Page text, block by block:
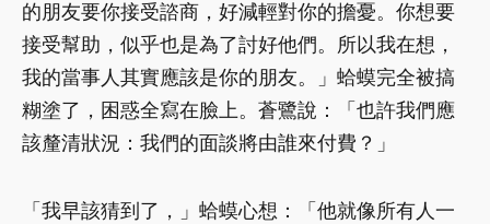
的朋友要你接受諮商，好減輕對你的擔憂。你想要
接受幫助，似乎也是為了討好他們。所以我在想，
我的當事人其實應該是你的朋友。」蛤蟆完全被搞
糊塗了，困惑全寫在臉上。蒼鷺說：「也許我們應
該釐清狀況：我們的面談將由誰來付費？」
「我早該猜到了，」蛤蟆心想：「他就像所有人一